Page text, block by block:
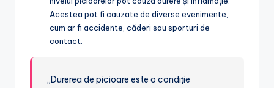
Acestea pot fi cauzate de diverse evenimente,
cum ar fi accidente, căderi sau sporturi de
contact.
„Durerea de picioare este o condiție